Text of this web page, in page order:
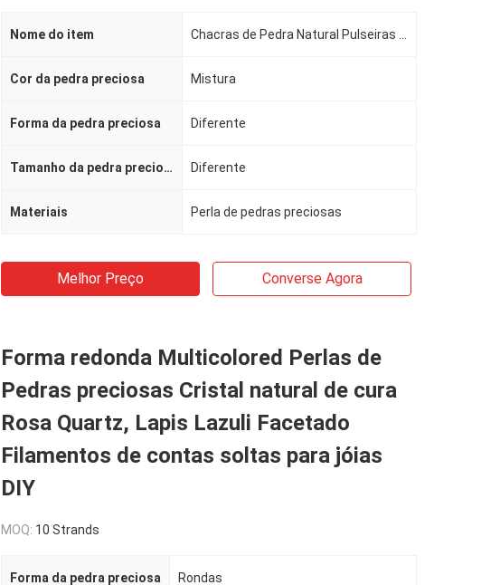
Nome do item
Cor da pedra preciosa Mistura
Forma da pedra preciosa Diferente
Tamanho da pedra preciosa Diferente
Materiais Perla de pedras preciosas
Melhor Preço Converse Agora
Forma redonda Multicolored Perlas de
Pedras preciosas Cristal natural de cura
Rosa Quartz, Lapis Lazuli Facetado
Filamentos de contas soltas para jóias
DIY
MOQ: 10 Strands
Forma da pedra preciosa Rondas